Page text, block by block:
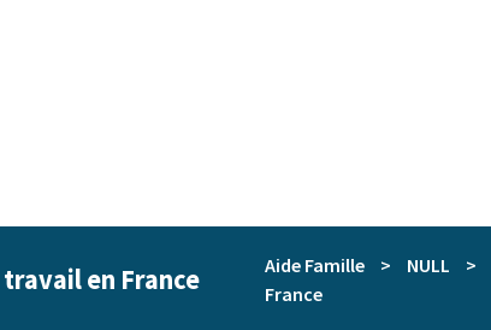
en France Aide Famille > NULL >
France